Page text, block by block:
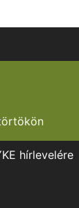
hírlevelére